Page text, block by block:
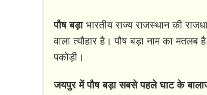
पौष बड़ाभारतीय राज्य राजस्थान की
वाला त्यौहार है। पौष बड़ा नाम का मतलब
पकोड़ी।
जयपुर में पौष बड़ा सबसे पहले घाट के